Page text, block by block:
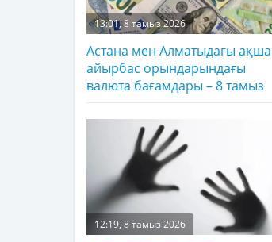
13:01, 8 тамыз 2026
Астана мен Алматыдағы ақша
айырбас орындарындағы
валюта бағамдары – 8 тамыз
12:19, 8 тамыз 2026